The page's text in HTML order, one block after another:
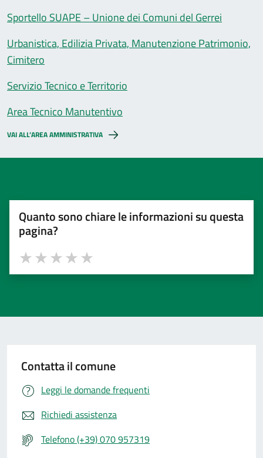
Sportello SUAPE – Unione dei Comuni del Gerrei
Urbanistica, Edilizia Privata, Manutenzione Patrimonio,
Cimitero
Servizio Tecnico e Territorio
Area Tecnico Manutentivo
VAI ALL’AREA AMMINISTRATIVA
Quanto sono chiare le informazioni su questa
pagina?
Valuta 5 stelle su 5
Valuta 4 stelle su 5
Valuta 3 stelle su 5
Valuta 2 stelle su 5
Valuta 1 stelle su 5
Contatta il comune
Leggi le domande frequenti
Richiedi assistenza
Telefono (+39) 070 957319